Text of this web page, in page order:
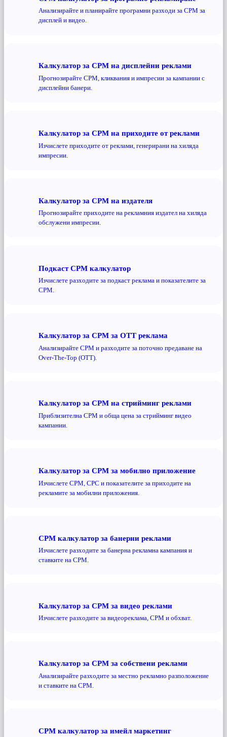
Анализирайте и планирайте програмни разходи за CPM за
дисплей и видео.
Калкулатор за CPM на дисплейни реклами
Прогнозирайте CPM, кликвания и импресии за кампании с
дисплейни банери.
Калкулатор за CPM на приходите от реклами
Изчислете приходите от реклами, генерирани на хиляда
импресии.
Калкулатор за CPM на издателя
Прогнозирайте приходите на рекламния издател на хиляда
обслужени импресии.
Подкаст CPM калкулатор
Изчислете разходите за подкаст реклама и показателите за
CPM.
Калкулатор за CPM за OTT реклама
Анализирайте CPM и разходите за поточно предаване на
Over-The-Top (OTT).
Калкулатор за CPM на стрийминг реклами
Приблизителна CPM и обща цена за стрийминг видео
кампании.
Калкулатор за CPM за мобилно приложение
Изчислете CPM, CPC и показателите за приходите на
рекламите за мобилни приложения.
CPM калкулатор за банерни реклами
Изчислете разходите за банерна рекламна кампания и
ставките на CPM.
Калкулатор за CPM за видео реклами
Изчислете разходите за видеореклама, CPM и обхват.
Калкулатор за CPM за собствени реклами
Анализирайте разходите за местно рекламно разположение
и ставките на CPM.
CPM калкулатор за имейл маркетинг